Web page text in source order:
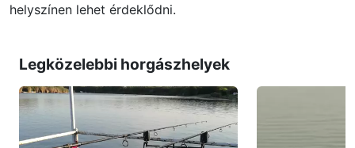
helyszínen lehet érdeklődni.
Legközelebbi horgászhelyek